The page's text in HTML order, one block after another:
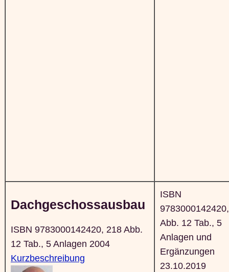
Dachgeschossausbau
ISBN 9783000142420, 218 Abb.
12 Tab., 5 Anlagen 2004
Kurzbeschreibung
ISBN
Abb. 12 Tab., 5
Anlagen und
Ergänzungen
23.10.2019